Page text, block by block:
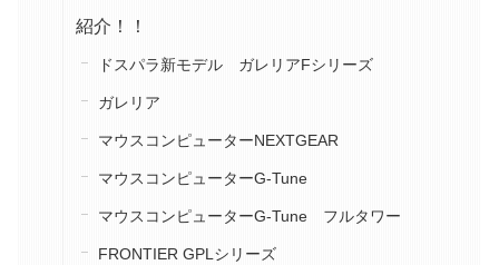
紹介！！
ドスパラ新モデル ガレリアFシリーズ
ガレリア
マウスコンピューターNEXTGEAR
マウスコンピューターG-Tune
マウスコンピューターG-Tune フルタワー
FRONTIER GPLシリーズ